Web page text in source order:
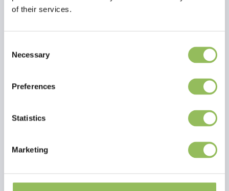
of their services.
Selection
Necessary
Preferences
Statistics
Marketing
zzgl.Versandkosten
PET-JOY THE DOGGYWALKER LAUFLINIE BROWN
Versandkosten